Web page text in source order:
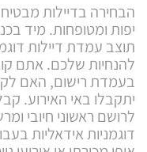
הבחירה בדיילות
יפות ומטופחות. מיד
תוצב עמדת דיילות
להנחיות שלכם. אתם
בעמדת רישום, האם
יתקבלו באי האירוע.
לרושם ראשוני חיובי
דוגמניות אידאליות